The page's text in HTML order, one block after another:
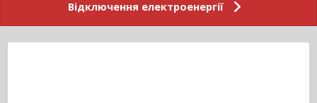
Відключення електроенергії